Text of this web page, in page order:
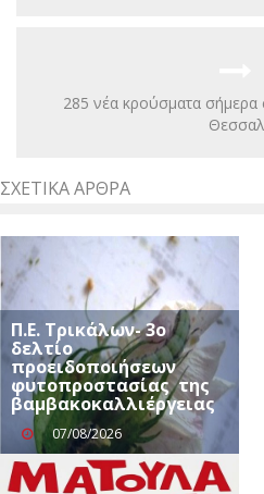
285 νέα κρούσματα σήμερα
ΣΧΕΤΙΚΆ ΆΡΘΡΑ
Π.Ε. Τρικάλων- 3ο
δελτίο
προειδοποιήσεων
φυτοπροστασίας της
βαμβακοκαλλιέργειας
07/08/2026